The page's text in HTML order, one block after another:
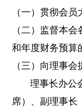
（一）贯彻会员
（二）监督本
和年度财务预算
（三）向理事会
理事长办公
席）、副理事长